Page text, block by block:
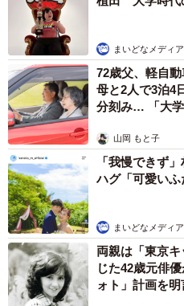
まいどなメディア
72歳父、軽自
母と2人で3泊4
分刻み… 「大学
山岡 もと子
「我慢できず
ハグ「可愛いふ
まいどなメディア
両親は「東京
じた42歳元俳
ォト」計画を